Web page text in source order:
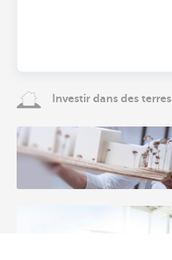
Investir dans des terres